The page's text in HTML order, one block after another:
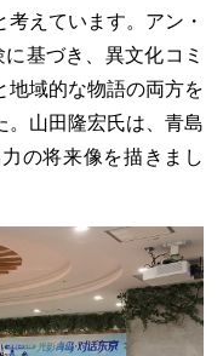
えています。アン・
基づき、異文化コミ
地域的な物語の両方を
。山田隆宏氏は、青島
の将来像を描きまし